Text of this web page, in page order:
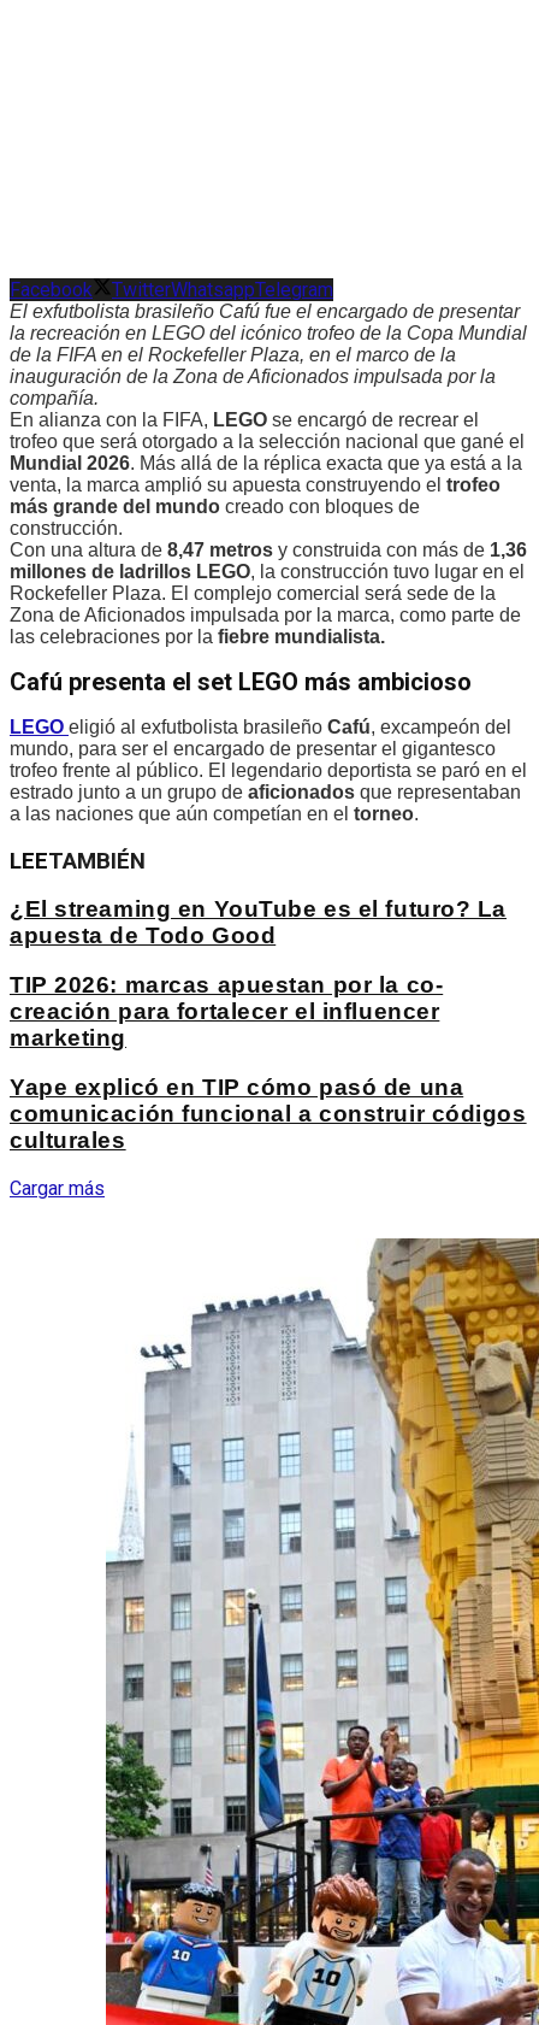
Facebook TwitterWhatsappTelegram
El exfutbolista brasileño Cafú fue el encargado de presentar
la recreación en LEGO del icónico trofeo de la Copa Mundial
de la FIFA en el Rockefeller Plaza, en el marco de la
inauguración de la Zona de Aficionados impulsada por la
compañía.
En alianza con la FIFA, LEGO se encargó de recrear el
trofeo que será otorgado a la selección nacional que gané el
Mundial 2026. Más allá de la réplica exacta que ya está a la
venta, la marca amplió su apuesta construyendo el trofeo
más grande del mundo creado con bloques de
construcción.
Con una altura de 8,47 metros y construida con más de 1,36
millones de ladrillos LEGO, la construcción tuvo lugar en el
Rockefeller Plaza. El complejo comercial será sede de la
Zona de Aficionados impulsada por la marca, como parte de
las celebraciones por la fiebre mundialista.
Cafú presenta el set LEGO más ambicioso
LEGO eligió al exfutbolista brasileño Cafú, excampeón del
mundo, para ser el encargado de presentar el gigantesco
trofeo frente al público. El legendario deportista se paró en el
estrado junto a un grupo de aficionados que representaban
a las naciones que aún competían en el torneo.
LEETAMBIÉN
¿El streaming en YouTube es el futuro? La
apuesta de Todo Good
TIP 2026: marcas apuestan por la co-
creación para fortalecer el influencer
marketing
Yape explicó en TIP cómo pasó de una
comunicación funcional a construir códigos
culturales
Cargar más